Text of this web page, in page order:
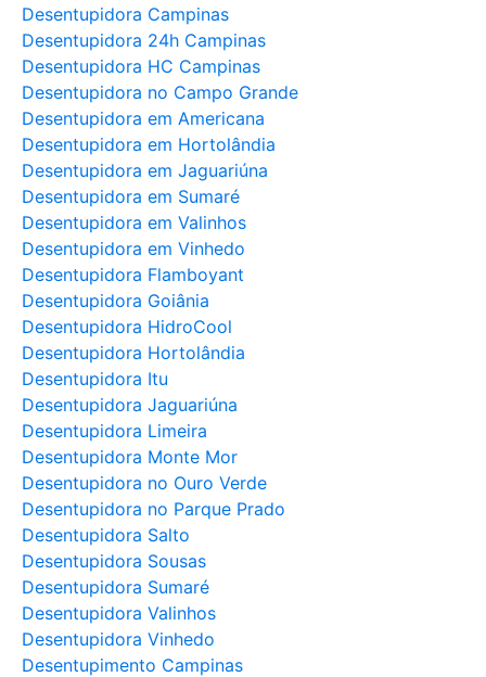
Desentupidora Campinas
Desentupidora 24h Campinas
Desentupidora HC Campinas
Desentupidora no Campo Grande
Desentupidora em Americana
Desentupidora em Hortolândia
Desentupidora em Jaguariúna
Desentupidora em Sumaré
Desentupidora em Valinhos
Desentupidora em Vinhedo
Desentupidora Flamboyant
Desentupidora Goiânia
Desentupidora HidroCool
Desentupidora Hortolândia
Desentupidora Itu
Desentupidora Jaguariúna
Desentupidora Limeira
Desentupidora Monte Mor
Desentupidora no Ouro Verde
Desentupidora no Parque Prado
Desentupidora Salto
Desentupidora Sousas
Desentupidora Sumaré
Desentupidora Valinhos
Desentupidora Vinhedo
Desentupimento Campinas